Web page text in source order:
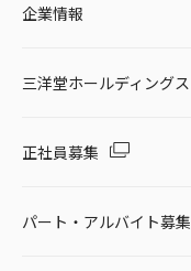
企業情報
三洋堂ホールディングス
正社員募集
パート・アルバイト募集